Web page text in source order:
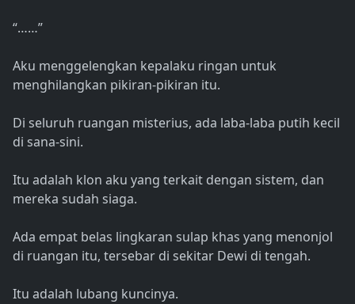
“……”
Aku menggelengkan kepalaku ringan untuk
menghilangkan pikiran-pikiran itu.
Di seluruh ruangan misterius, ada laba-laba putih kecil
di sana-sini.
Itu adalah klon aku yang terkait dengan sistem, dan
mereka sudah siaga.
Ada empat belas lingkaran sulap khas yang menonjol
di ruangan itu, tersebar di sekitar Dewi di tengah.
Itu adalah lubang kuncinya.